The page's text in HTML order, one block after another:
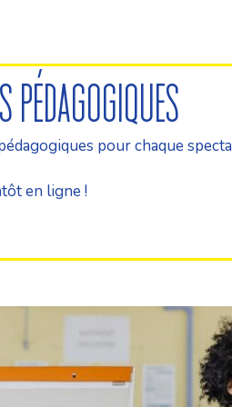
PÉDAGOGIQUES
pour chaque
en ligne !